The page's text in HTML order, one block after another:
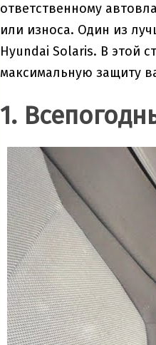
ответственному
или износа. Один из
Hyundai Solaris. В этой
максимальную защиту
1.